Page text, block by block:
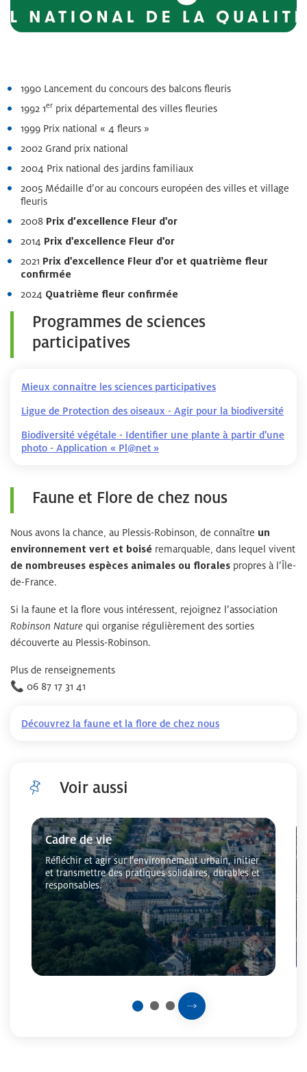
1990 Lancement du concours des balcons fleuris
1992 1er prix départemental des villes fleuries
1999 Prix national « 4 fleurs »
2002 Grand prix national
2004 Prix national des jardins familiaux
2005 Médaille d’or au concours européen des villes et village
fleuris
2008 Prix d’excellence Fleur d'or
2014 Prix d'excellence Fleur d'or
2021 Prix d'excellence Fleur d'or et quatrième fleur
confirmée
2024 Quatrième fleur confirmée
Programmes de sciences
participatives
Mieux connaitre les sciences participatives
Ligue de Protection des oiseaux - Agir pour la biodiversité
Biodiversité végétale - Identifier une plante à partir d'une
photo - Application « Pl@net »
Faune et Flore de chez nous
Nous avons la chance, au Plessis-Robinson, de connaître un
environnement vert et boisé remarquable, dans lequel vivent
de nombreuses espèces animales ou florales propres à l’Île-
de-France.
Si la faune et la flore vous intéressent, rejoignez l’association
Robinson Nature qui organise régulièrement des sorties
découverte au Plessis-Robinson.
Plus de renseignements
📞 06 87 17 31 41
Découvrez la faune et la flore de chez nous
Voir aussi
Cliquer pour passer Voir aussi
Cadre de vie
Réfléchir et agir sur l’environnement urbain, initier
et transmettre des pratiques solidaires, durables et
responsables.
Prochaine slide
1 2 3